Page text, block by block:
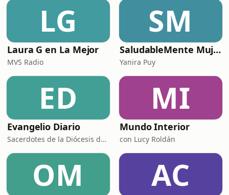
LG
Laura G en La Mejor
MVS Radio
SM
SaludableMente Mujer
Yanira Puy
ED
Evangelio Diario
Sacerdotes de la Diócesis de Zamora
MI
Mundo Interior
con Lucy Roldán
OM AC